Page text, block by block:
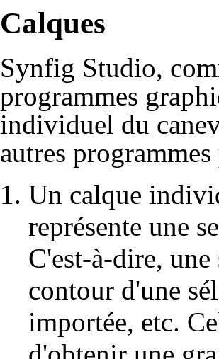
Calques
Synfig Studio,
programmes
individuel du
autres
Un calque
représente une
C'est-à-dire,
contour d'une
importée, etc.